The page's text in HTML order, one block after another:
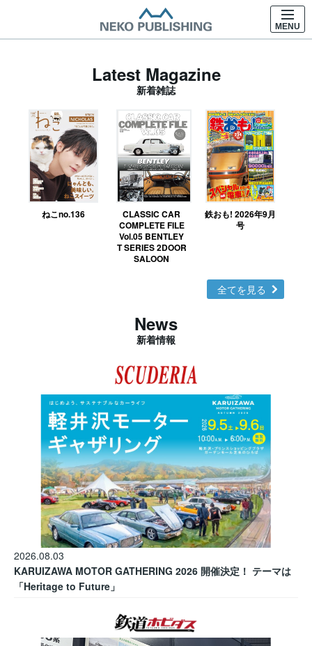
MENU
Latest Magazine
新着雑誌
ねこno.136
CLASSIC CAR
COMPLETE FILE
Vol.05 BENTLEY
T SERIES 2DOOR
SALOON
鉄おも! 2026年9月
号
全てを見る
News
新着情報
2026.08.03
KARUIZAWA MOTOR GATHERING 2026 開催決定！ テーマは
「Heritage to Future」